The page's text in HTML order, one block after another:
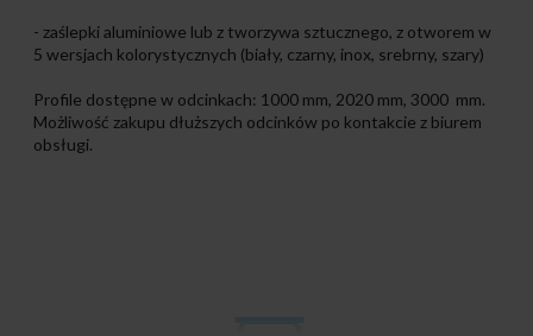
- zaślepki aluminiowe lub z tworzywa sztucznego, z otworem w
5 wersjach kolorystycznych (biały, czarny, inox, srebrny, szary)
Profile dostępne w odcinkach: 1000 mm, 2020 mm, 3000 mm.
Możliwość zakupu dłuższych odcinków po kontakcie z biurem
obsługi.